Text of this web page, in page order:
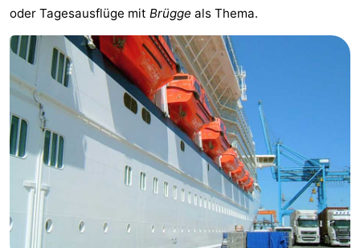
-
Schwimmbader
-
Reiten
Golfplatze
-
Surfen
Essen
trinken
Wandern
Veranstaltungen
oder Tagesausflüge mit Brügge als Thema.